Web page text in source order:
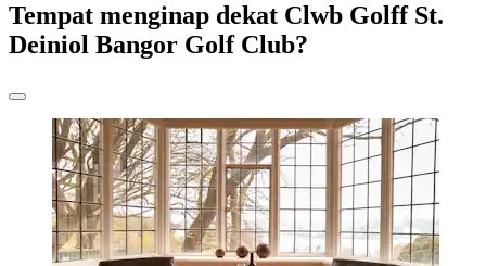
Tempat menginap dekat Clwb Golff St.
Deiniol Bangor Golf Club?